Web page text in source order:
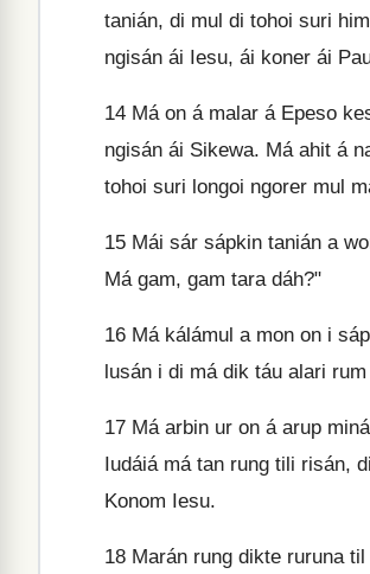
tanián, di mul di tohoi suri
ngisán ái Iesu, ái koner ái
14 Má on á malar á Epeso
ngisán ái Sikewa. Má ahit á
tohoi suri longoi ngorer mul
15 Mái sár sápkin tanián a
Má gam, gam tara dáh?"
16 Má kálámul a mon on i
lusán i di má dik táu alari
17 Má arbin ur on á arup
Iudáiá má tan rung tili risán,
Konom Iesu.
18 Marán rung dikte ruruna